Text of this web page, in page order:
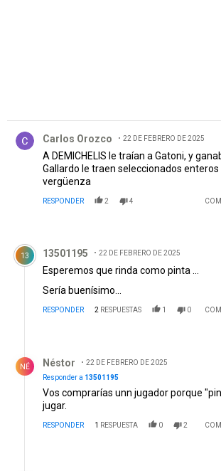
Carlos Orozco 22 DE FEBRERO DE 2025
A DEMICHELIS le traían a Gatoni, y
Gallardo le traen seleccionados enteros
vergüenza
RESPONDER 2 4
Comentario de 13501195.
13 13501195 22 DE FEBRERO DE 2025
Esperemos que rinda como pinta ...
Sería buenísimo...
RESPONDER 2 RESPUESTAS 1 0
NÉ Néstor
22 DE FEBRERO DE 2025
Responder a 13501195
Vos comprarías unn jugador porque
jugar.
RESPONDER 1 RESPUESTA 0 2